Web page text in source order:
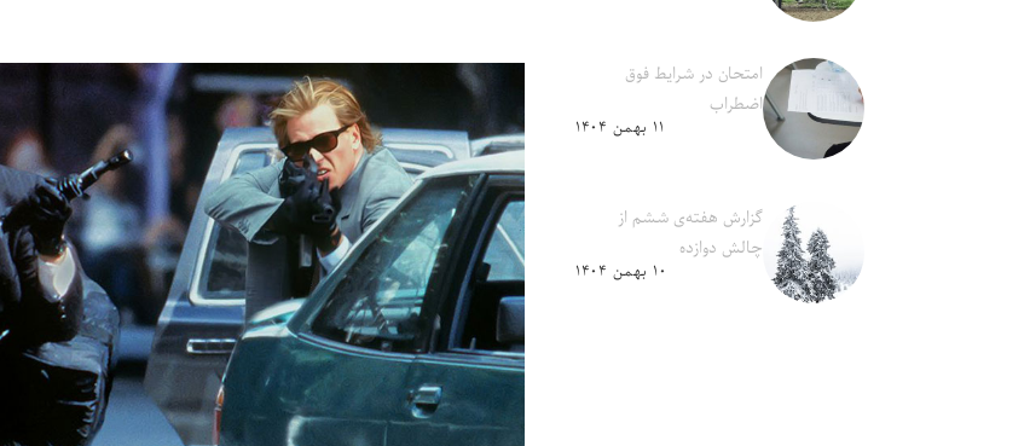
امتحان در شرایط فوق
اضطراب
۱۱ بهمن ۱۴۰۴
گزارش هفته‌ی ششم از
چالش دوازده
۱۰ بهمن ۱۴۰۴